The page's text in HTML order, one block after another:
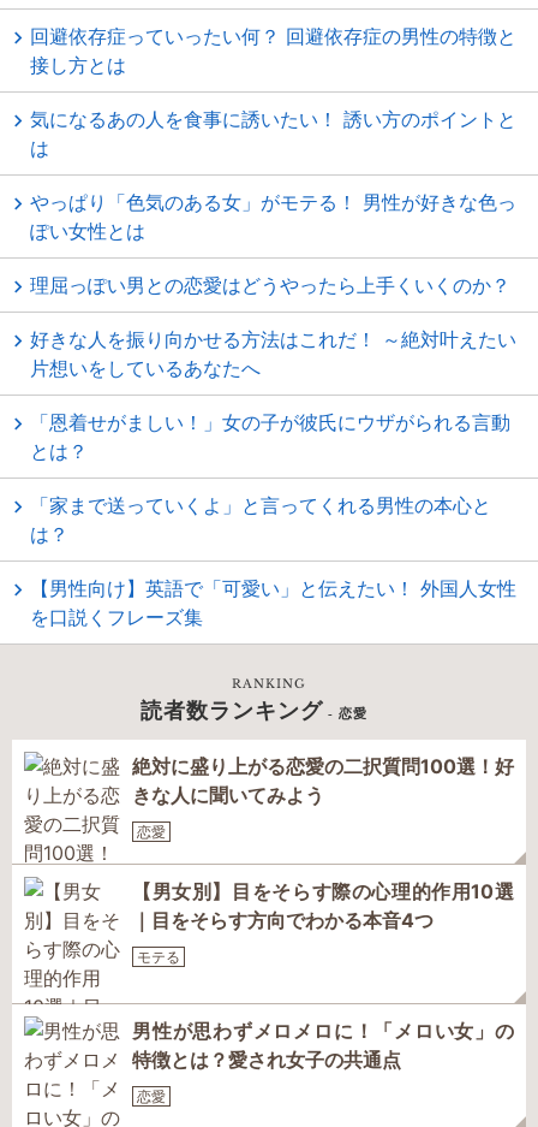
回避依存症っていったい何？ 回避依存症の男性の特徴と
接し方とは
気になるあの人を食事に誘いたい！ 誘い方のポイントと
は
やっぱり「色気のある女」がモテる！ 男性が好きな色っ
ぽい女性とは
理屈っぽい男との恋愛はどうやったら上手くいくのか？
好きな人を振り向かせる方法はこれだ！ ～絶対叶えたい
片想いをしているあなたへ
「恩着せがましい！」女の子が彼氏にウザがられる言動
とは？
「家まで送っていくよ」と言ってくれる男性の本心と
は？
【男性向け】英語で「可愛い」と伝えたい！ 外国人女性
を口説くフレーズ集
RANKING
読者数ランキング - 恋愛
絶対に盛り上がる恋愛の二択質問100選！好
きな人に聞いてみよう
恋愛
【男女別】目をそらす際の心理的作用10選
｜目をそらす方向でわかる本音4つ
モテる
男性が思わずメロメロに！「メロい女」の
特徴とは？愛され女子の共通点
恋愛